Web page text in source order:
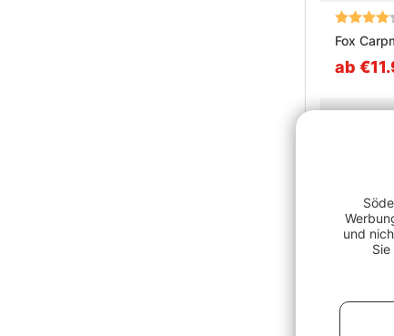
Fox
ab
und